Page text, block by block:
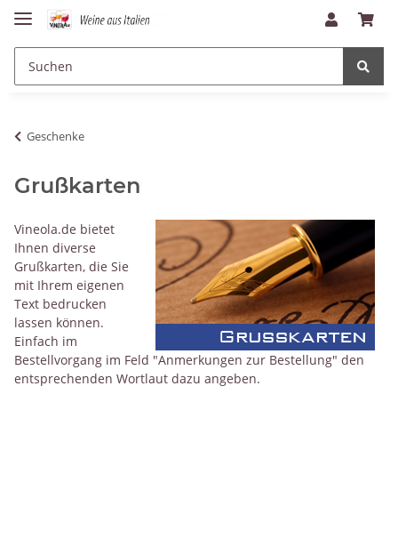
Geschenke
Grußkarten
Vineola.de bietet
Ihnen diverse
Grußkarten, die Sie
mit Ihrem eigenen
Text bedrucken
lassen können.
Einfach im
Bestellvorgang im Feld "Anmerkungen zur Bestellung" den
entsprechenden Wortlaut dazu angeben.